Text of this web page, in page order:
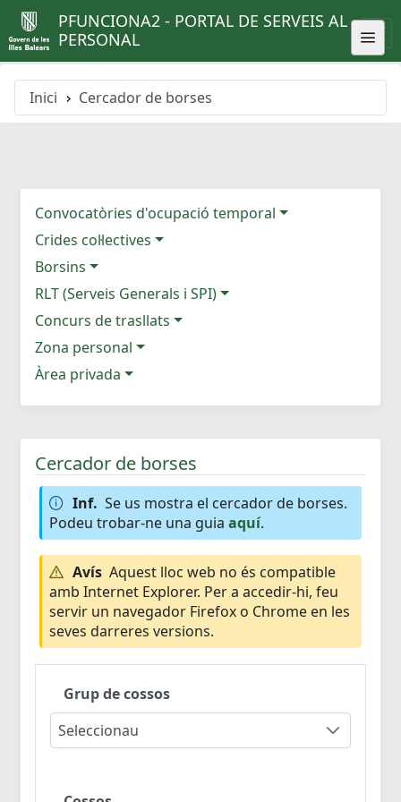
PFUNCIONA2 - PORTAL DE SERVEIS AL
PERSONAL
Inici Cercador de borses
Convocatòries d'ocupació temporal
Crides col·lectives
Borsins
RLT (Serveis Generals i SPI)
Concurs de trasllats
Zona personal
Àrea privada
Cercador de borses
Inf. Se us mostra el cercador de borses.
Podeu trobar-ne una guia aquí.
Avís Aquest lloc web no és compatible
amb Internet Explorer. Per a accedir-hi, feu
servir un navegador Firefox o Chrome en les
seves darreres versions.
Grup de cossos
Seleccionau